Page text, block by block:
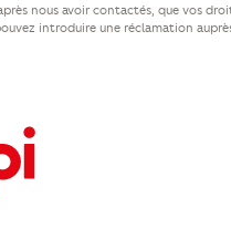
nous avoir contactés, que vos
introduire une réclamation